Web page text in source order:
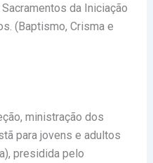
da Iniciação
(Baptismo, Crisma e
ministração dos
para jovens e adultos
presidida pelo